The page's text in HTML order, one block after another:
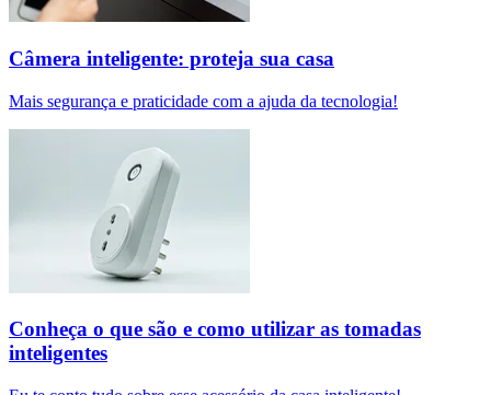
Câmera inteligente: proteja sua casa
Mais segurança e praticidade com a ajuda da tecnologia!
Conheça o que são e como utilizar as tomadas
inteligentes